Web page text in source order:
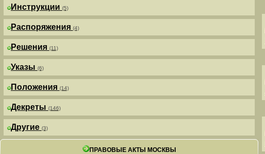
Инструкции (5)
Распоряжения (4)
Решения (11)
Указы (6)
Положения (14)
Декреты (146)
Другие (3)
ПРАВОВЫЕ АКТЫ МОСКВЫ